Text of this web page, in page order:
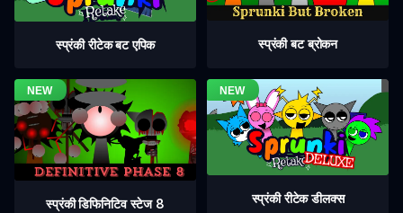
स्प्रंकी रीटेक बट एपिक स्प्रंकी बट ब्रोकन
स्प्रंकी डिफिनिटिव स्टेज 8 स्प्रंकी रीटेक डीलक्स